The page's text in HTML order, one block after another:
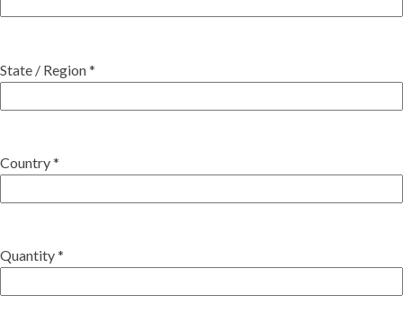
State / Region *
Country *
Quantity *